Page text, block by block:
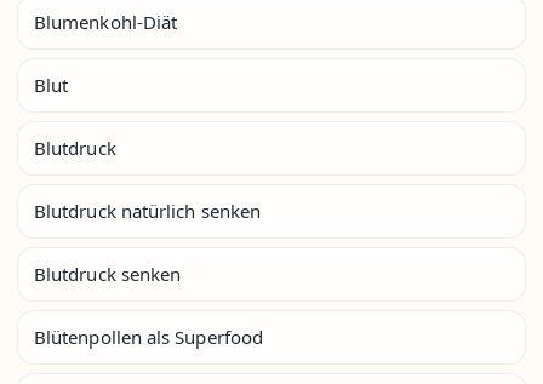
Blumenkohl-Diät
Blut
Blutdruck
Blutdruck natürlich senken
Blutdruck senken
Blütenpollen als Superfood